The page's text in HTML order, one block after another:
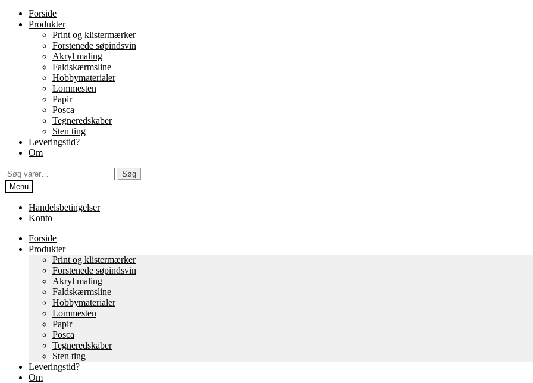
navigation
indholdForside
Produkter
Print og klistermærker
Forstenede søpindsvin
Akryl maling
Faldskærmsline
Hobbymaterialer
Lommesten
Papir
Posca
Tegneredskaber
Sten ting
Leveringstid?
Om
Søg
efter:
Søg
Menu
Handelsbetingelser
Konto
Forside
Produkter
Print og klistermærker
Forstenede søpindsvin
Akryl maling
Faldskærmsline
Hobbymaterialer
Lommesten
Papir
Posca
Tegneredskaber
Sten ting
Leveringstid?
Om